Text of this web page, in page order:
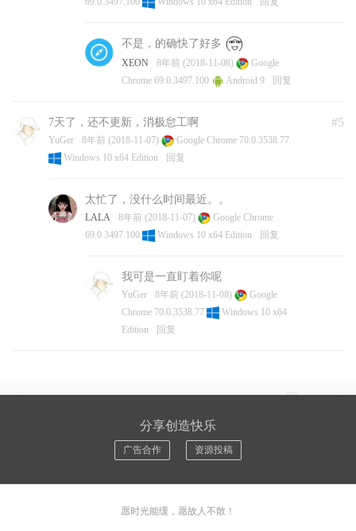
不是，的确快了好多
XEON 8年前 (2018-11-08)
Google
Chrome 69.0.3497.100
Android 9 回复
#5
7天了，还不更新，消极怠工啊
YuGer 8年前 (2018-11-07)
Google Chrome 70.0.3538.77
Windows 10 x64 Edition
回复
太忙了，没什么时间最近。。
LALA 8年前 (2018-11-07)
Google Chrome
69.0.3497.100
Windows 10 x64 Edition 回复
我可是一直盯着你呢
YuGer 8年前 (2018-11-08)
Google
Chrome 70.0.3538.77
Windows 10 x64
Edition
回复
分享创造快乐
广告合作 资源投稿
愿时光能缓，愿故人不散！